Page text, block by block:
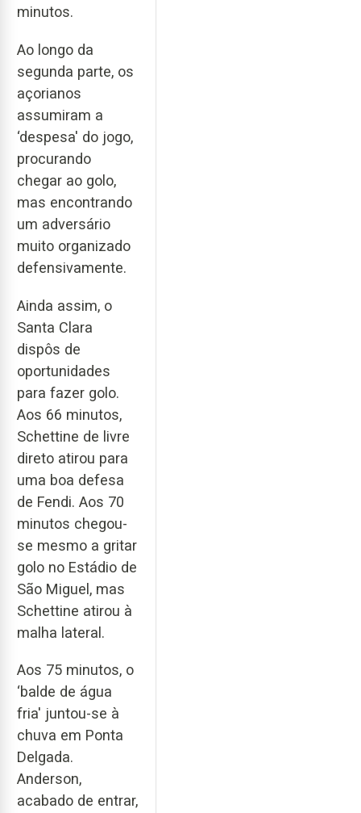
minutos.
Ao longo da
segunda parte, os
açorianos
assumiram a
‘despesa' do jogo,
procurando
chegar ao golo,
mas encontrando
um adversário
muito organizado
defensivamente.
Ainda assim, o
Santa Clara
dispôs de
oportunidades
para fazer golo.
Aos 66 minutos,
Schettine de livre
direto atirou para
uma boa defesa
de Fendi. Aos 70
minutos chegou-
se mesmo a gritar
golo no Estádio de
São Miguel, mas
Schettine atirou à
malha lateral.
Aos 75 minutos, o
‘balde de água
fria' juntou-se à
chuva em Ponta
Delgada.
Anderson,
acabado de entrar,